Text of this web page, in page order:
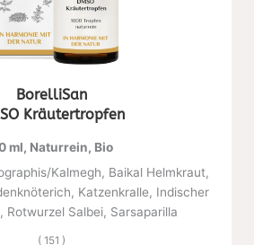
BorelliSan
Kräutertropfen
ml, Naturrein, Bio
Kalmegh, Baikal Helmkraut,
Katzenkralle, Indischer
Rotwurzel Salbei, Sarsaparilla
( 151 )